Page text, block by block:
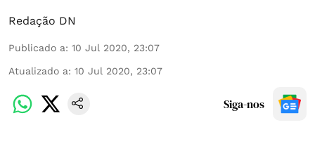
Redação DN
Publicado a: 10 Jul 2020, 23:07
Atualizado a: 10 Jul 2020, 23:07
Siga-nos